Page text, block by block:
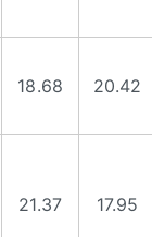
18.68 20.42
21.37 17.95